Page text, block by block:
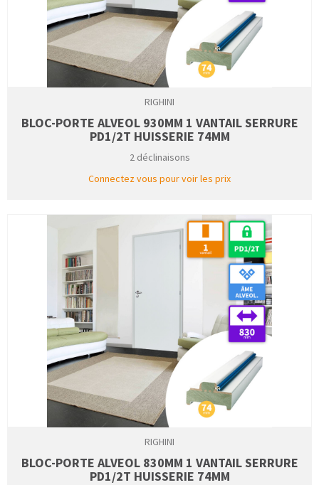
RIGHINI
BLOC-PORTE ALVEOL 930MM 1 VANTAIL SERRURE
PD1/2T HUISSERIE 74MM
2 déclinaisons
Connectez vous pour voir les prix
RIGHINI
BLOC-PORTE ALVEOL 830MM 1 VANTAIL SERRURE
PD1/2T HUISSERIE 74MM